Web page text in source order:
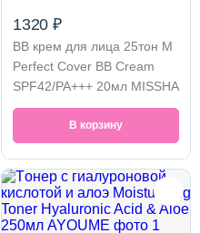
1320 ₽
BB крем для лица 25тон M
Perfect Cover BB Cream
SPF42/PA+++ 20мл MISSHA
В корзину